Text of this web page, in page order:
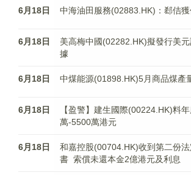
6月18日 中海油田服務(02883.HK)：郄佶
6月18日
美高梅中國(02282.HK)擬發行美
據
6月18日 中煤能源(01898.HK)5月商品煤產
6月18日
【盈警】建生國際(00224.HK)料
萬-5500萬港元
6月18日
和嘉控股(00704.HK)收到第二份
書 索償未還本金2億港元及利息